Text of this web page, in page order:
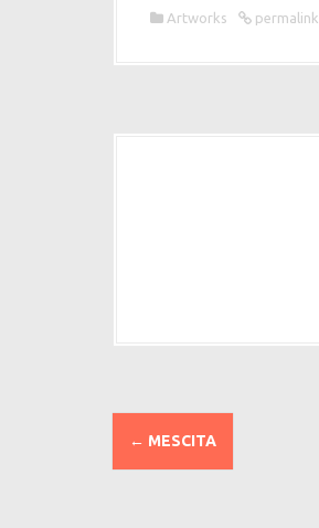
Artworks permalink
P
o
← MESCITA